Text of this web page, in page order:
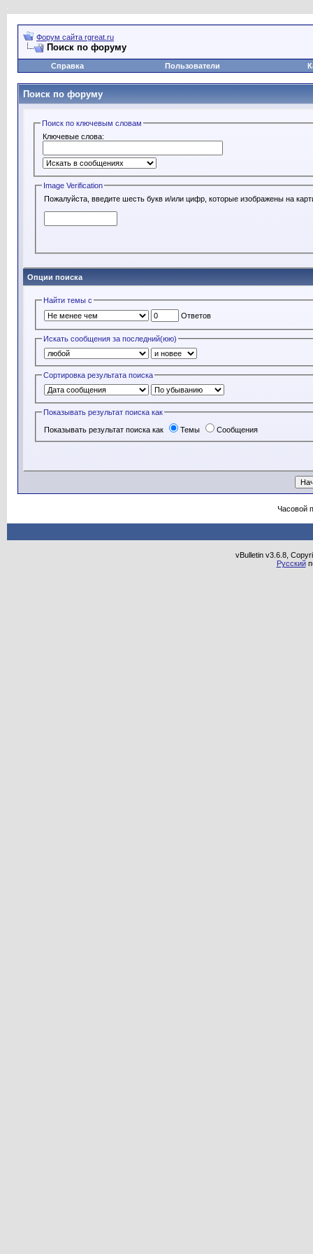
Форум сайта rgreat.ru
Поиск по форуму
Справка Пользователи
Поиск по форуму
Поиск по ключевым словам
Ключевые слова:
Image Verification
Пожалуйста, введите шесть букв и/или цифр, которые изображены на
Опции поиска
Найти темы с
Ответов
Искать сообщения за последний(юю)
Сортировка результата поиска
Показывать результат поиска как
Показывать результат поиска как Темы Сообщения
Часовой
vBulletin v3.6.8,
Русский